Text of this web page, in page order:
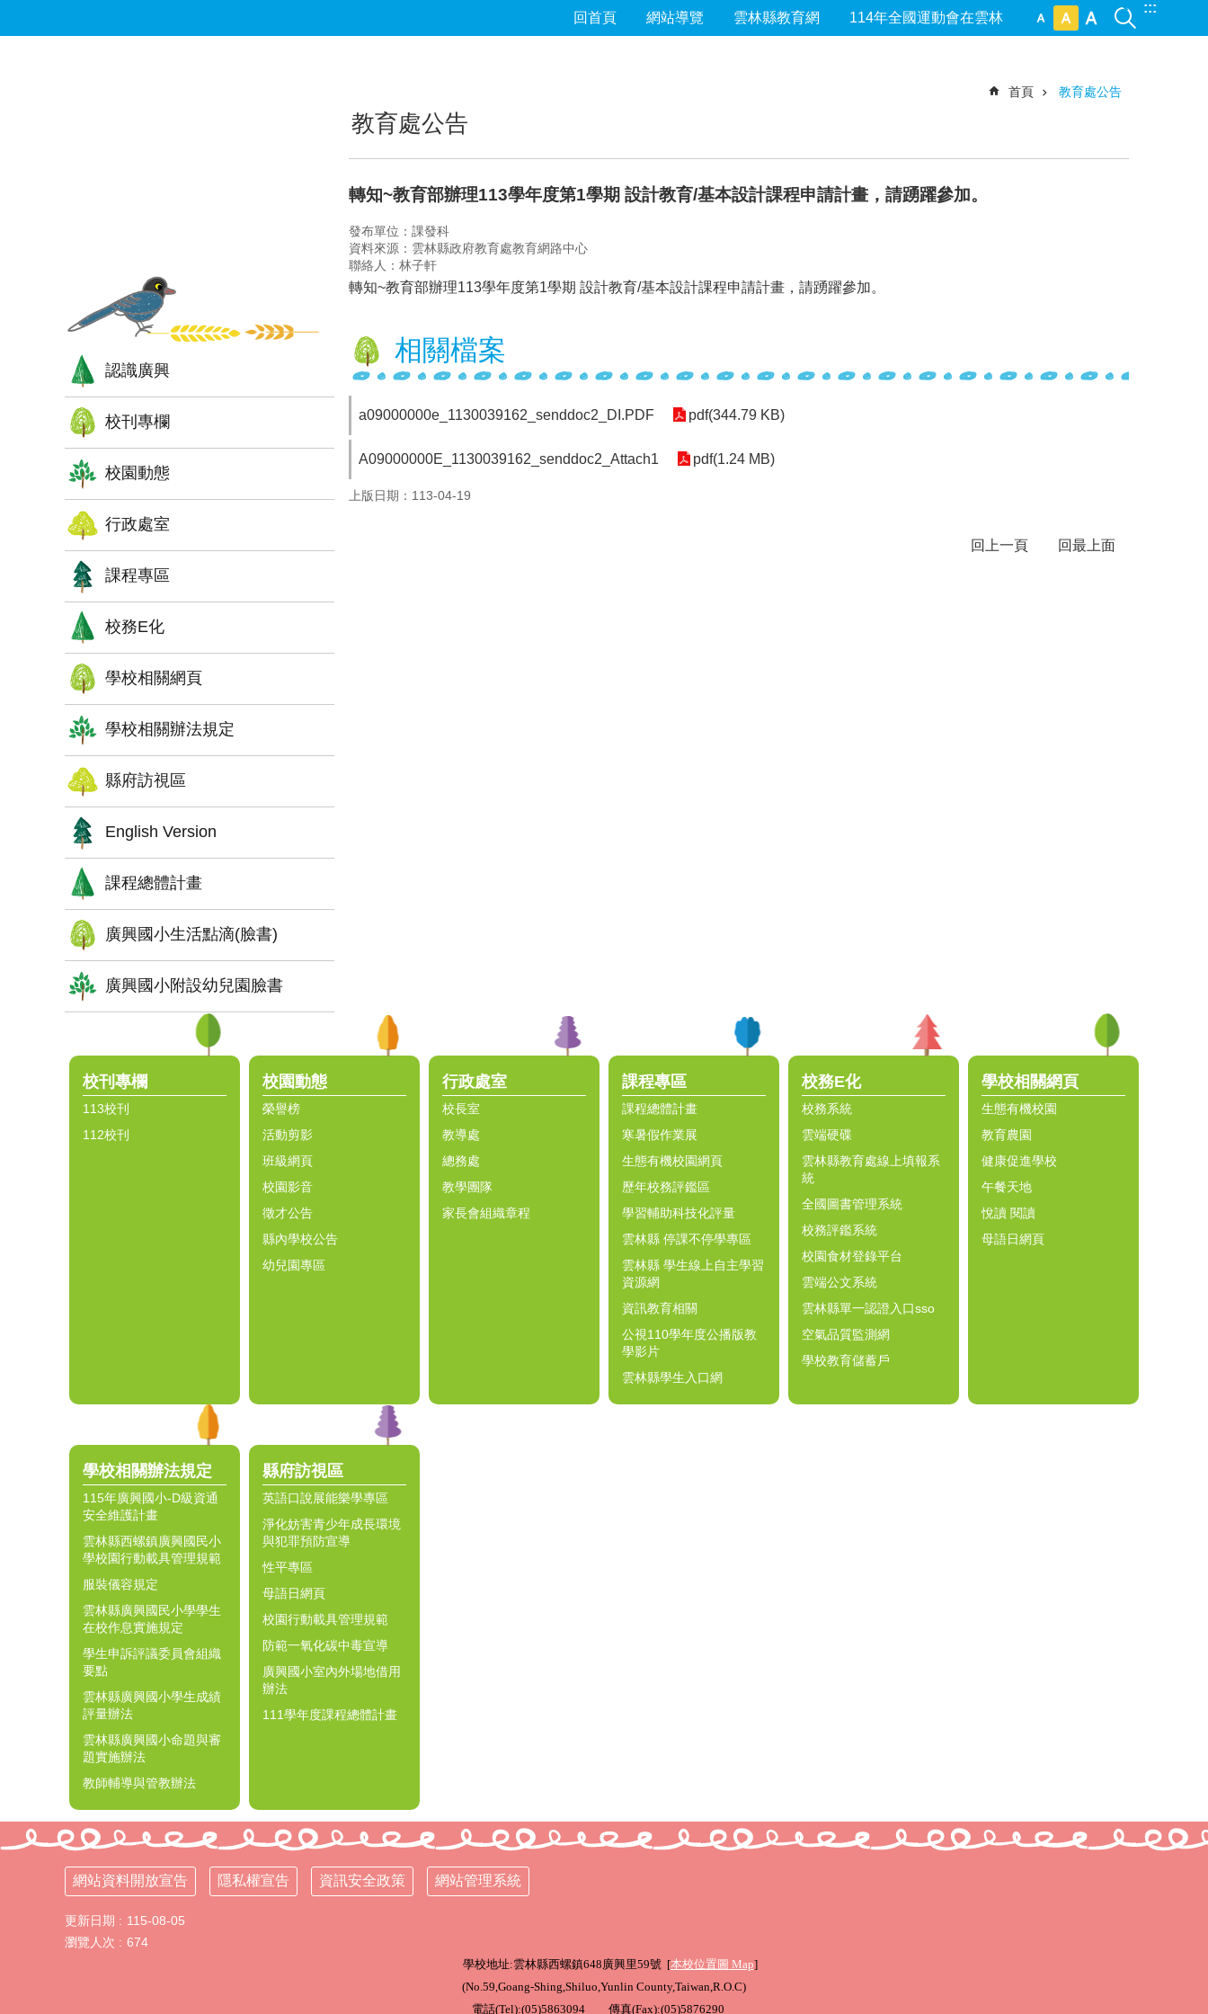
:::
回首頁 網站導覽 雲林縣教育網 114年全國運動會在雲林
認識廣興
校刊專欄
校園動態
行政處室
課程專區
校務E化
學校相關網頁
學校相關辦法規定
縣府訪視區
English Version
課程總體計畫
廣興國小生活點滴(臉書)
廣興國小附設幼兒園臉書
首頁 教育處公告
教育處公告
轉知~教育部辦理113學年度第1學期 設計教育/基本設計課程申請計畫，請踴躍參加。
發布單位：課發科
資料來源：雲林縣政府教育處教育網路中心
聯絡人：林子軒
轉知~教育部辦理113學年度第1學期 設計教育/基本設計課程申請計畫，請踴躍參加。
相關檔案
a09000000e_1130039162_senddoc2_DI.PDF pdf(344.79 KB)
A09000000E_1130039162_senddoc2_Attach1 pdf(1.24 MB)
上版日期：113-04-19
回上一頁 回最上面
校刊專欄
113校刊
112校刊
校園動態
榮譽榜
活動剪影
班級網頁
校園影音
徵才公告
縣內學校公告
幼兒園專區
行政處室
校長室
教導處
總務處
教學團隊
家長會組織章程
課程專區
課程總體計畫
寒暑假作業展
生態有機校園網頁
歷年校務評鑑區
學習輔助科技化評量
雲林縣 停課不停學專區
雲林縣 學生線上自主學習
資源網
資訊教育相關
公視110學年度公播版教
學影片
雲林縣學生入口網
校務E化
校務系統
雲端硬碟
雲林縣教育處線上填報系
統
全國圖書管理系統
校務評鑑系統
校園食材登錄平台
雲端公文系統
雲林縣單一認證入口sso
空氣品質監測網
學校教育儲蓄戶
學校相關網頁
生態有機校園
教育農園
健康促進學校
午餐天地
悅讀 閱讀
母語日網頁
學校相關辦法規定
115年廣興國小-D級資通
安全維護計畫
雲林縣西螺鎮廣興國民小
學校園行動載具管理規範
服裝儀容規定
雲林縣廣興國民小學學生
在校作息實施規定
學生申訴評議委員會組織
要點
雲林縣廣興國小學生成績
評量辦法
雲林縣廣興國小命題與審
題實施辦法
教師輔導與管教辦法
縣府訪視區
英語口說展能樂學專區
淨化妨害青少年成長環境
與犯罪預防宣導
性平專區
母語日網頁
校園行動載具管理規範
防範一氧化碳中毒宣導
廣興國小室內外場地借用
辦法
111學年度課程總體計畫
網站資料開放宣告 隱私權宣告 資訊安全政策 網站管理系統
更新日期
115-08-05
瀏覽人次
674
學校地址:雲林縣西螺鎮648廣興里59號 [本校位置圖 Map]
(No.59,Goang-Shing,Shiluo,Yunlin County,Taiwan,R.O.C)
電話(Tel):(05)5863094 傳真(Fax):(05)5876290